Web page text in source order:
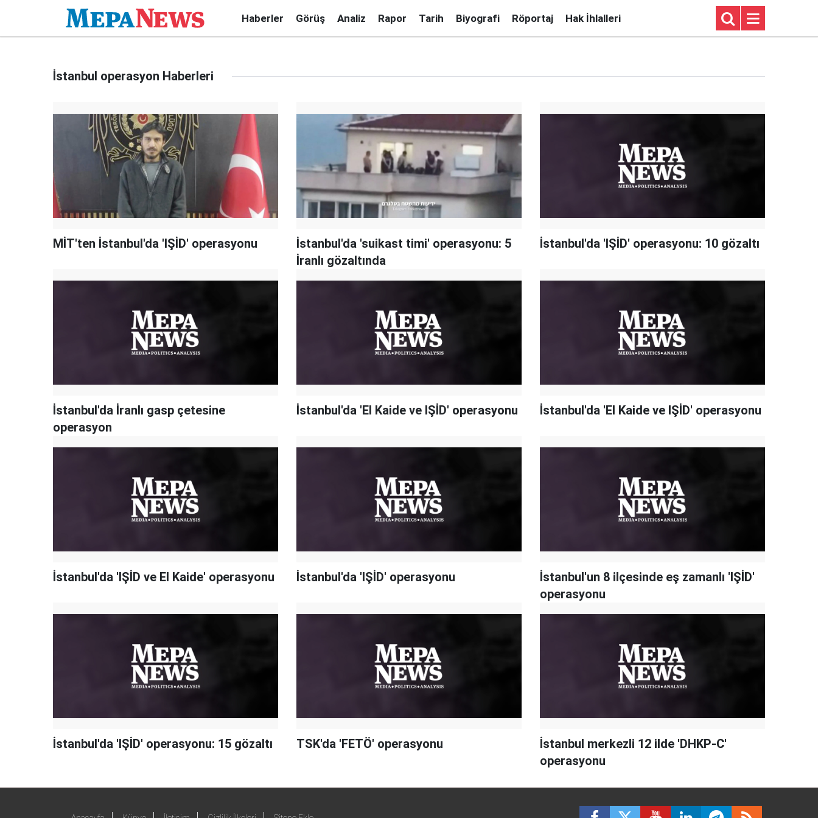
Haberler Görüş Analiz Rapor Tarih Biyografi Röportaj Hak İhlalleri
İstanbul operasyon Haberleri
MİT'ten İstanbul'da 'IŞİD' operasyonu
İstanbul'da 'suikast timi' operasyonu: 5
İranlı gözaltında
İstanbul'da 'IŞİD' operasyonu: 10 gözaltı
İstanbul'da İranlı gasp çetesine
operasyon
İstanbul'da 'El Kaide ve IŞİD' operasyonu İstanbul'da 'El Kaide ve IŞİD' operasyonu
İstanbul'da 'IŞİD ve El Kaide' operasyonu İstanbul'da 'IŞİD' operasyonu
İstanbul'un 8 ilçesinde eş zamanlı 'IŞİD'
operasyonu
İstanbul'da 'IŞİD' operasyonu: 15 gözaltı TSK'da 'FETÖ' operasyonu
İstanbul merkezli 12 ilde 'DHKP-C'
operasyonu